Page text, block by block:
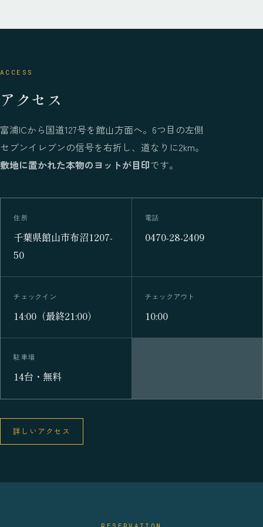
ACCESS
アクセス
富浦ICから国道127号を館山方面へ。6つ目の左側
セブンイレブンの信号を右折し、道なりに2km。
敷地に置かれた本物のヨットが目印です。
住所
千葉県館山市布沼1207-
50
電話
0470-28-2409
チェックイン
14:00（最終21:00）
チェックアウト
10:00
駐車場
14台・無料
詳しいアクセス